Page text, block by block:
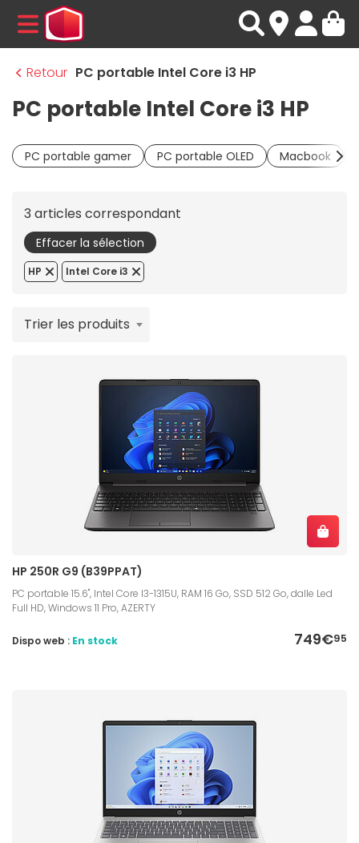
MENU
Retour PC portable Intel Core i3 HP
PC portable Intel Core i3 HP
PC portable gamer PC portable OLED Macbook
3 articles correspondant
Effacer la sélection
HP Intel Core i3
Trier les produits
HP 250R G9 (B39PPAT)
PC portable 15.6", Intel Core I3-1315U, RAM 16 Go, SSD 512 Go, dalle Led
Full HD, Windows 11 Pro, AZERTY
749€95
Dispo web : En stock